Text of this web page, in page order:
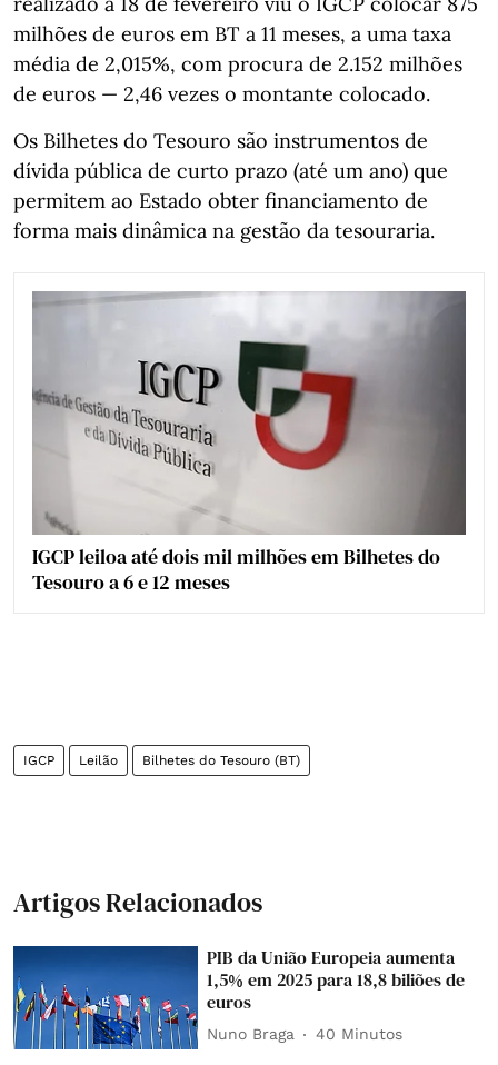
milhões de euros em BT a 11 meses, a uma taxa
média de 2,015%, com procura de 2.152 milhões
de euros — 2,46 vezes o montante colocado.
Os Bilhetes do Tesouro são instrumentos de
dívida pública de curto prazo (até um ano) que
permitem ao Estado obter financiamento de
forma mais dinâmica na gestão da tesouraria.
IGCP leiloa até dois mil milhões em Bilhetes do
Tesouro a 6 e 12 meses
IGCP Leilão Bilhetes do Tesouro (BT)
Artigos Relacionados
PIB da União Europeia aumenta
1,5% em 2025 para 18,8 biliões de
euros
Nuno Braga 40 Minutos